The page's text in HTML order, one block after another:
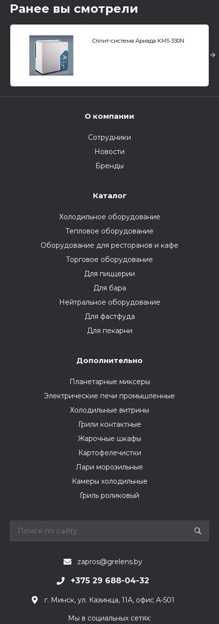
Ранее вы смотрели
Сплит-система Ариада KMS 330N
О компании
Сотрудники
Новости
Бренды
Каталог
Холодильное оборудование
Тепловое оборудование
Оборудование для ресторанов и кафе
Торговое оборудование
Для пиццерии
Для бара
Нейтральное оборудование
Для фастфуда
Для пекарни
Дополнительно
Планетарные миксеры
Электрические печи промышленные
Холодильные витрины
Грили контактные
Жарочные шкафы
Картофелечистки
Лари морозильные
Камеры холодильные
Гриль роликовый
zapros@grelens.by
+375 29 688-04-32
г. Минск, ул. Казинца, 11А, офис А-501
Мы в социальных сетях: